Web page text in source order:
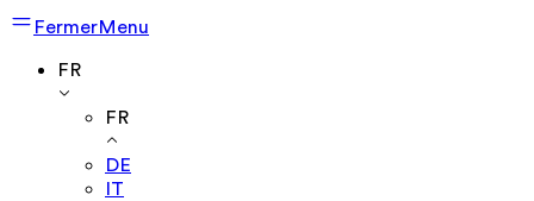
FermerMenu
FR
FR
DE
IT